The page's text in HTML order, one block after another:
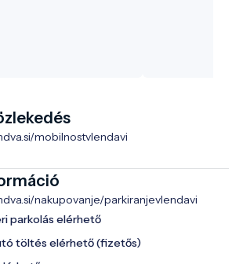
mobilnostvlendavi
nakupovanje/parkiranjevlendavi
parkolás elérhető
töltés elérhető (fizetős)